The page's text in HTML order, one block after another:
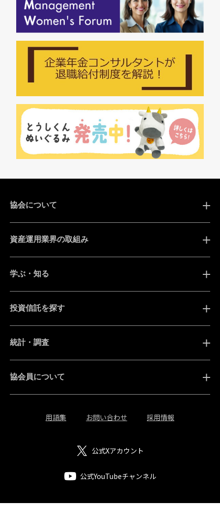
協会について
資産運用業界の取組み
学ぶ・知る
投資信託を探す
統計・調査
協会員について
用語集 お問い合わせ 採用情報
公式Xアカウント
公式YouTubeチャンネル